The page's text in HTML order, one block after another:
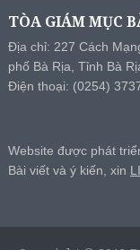
TÒA GIÁM MỤC
Địa chỉ: 227 Cách
phố Bà Rịa, Tỉnh Bà
Điện thoại: (0254)
Website được phát
Bài viết và ý kiến, xin